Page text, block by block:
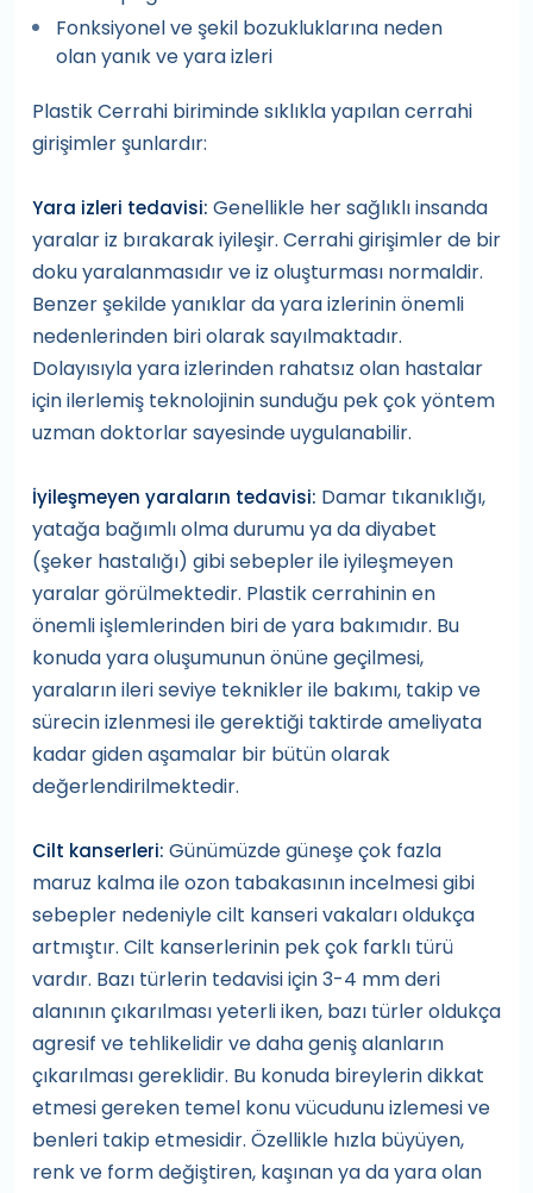
Fonksiyonel ve şekil bozukluklarına neden
olan yanık ve yara izleri
Plastik Cerrahi biriminde sıklıkla yapılan cerrahi
girişimler şunlardır:
Yara izleri tedavisi: Genellikle her sağlıklı insanda
yaralar iz bırakarak iyileşir. Cerrahi girişimler de bir
doku yaralanmasıdır ve iz oluşturması normaldir.
Benzer şekilde yanıklar da yara izlerinin önemli
nedenlerinden biri olarak sayılmaktadır.
Dolayısıyla yara izlerinden rahatsız olan hastalar
için ilerlemiş teknolojinin sunduğu pek çok yöntem
uzman doktorlar sayesinde uygulanabilir.
İyileşmeyen yaraların tedavisi: Damar tıkanıklığı,
yatağa bağımlı olma durumu ya da diyabet
(şeker hastalığı) gibi sebepler ile iyileşmeyen
yaralar görülmektedir. Plastik cerrahinin en
önemli işlemlerinden biri de yara bakımıdır. Bu
konuda yara oluşumunun önüne geçilmesi,
yaraların ileri seviye teknikler ile bakımı, takip ve
sürecin izlenmesi ile gerektiği taktirde ameliyata
kadar giden aşamalar bir bütün olarak
değerlendirilmektedir.
Cilt kanserleri: Günümüzde güneşe çok fazla
maruz kalma ile ozon tabakasının incelmesi gibi
sebepler nedeniyle cilt kanseri vakaları oldukça
artmıştır. Cilt kanserlerinin pek çok farklı türü
vardır. Bazı türlerin tedavisi için 3-4 mm deri
alanının çıkarılması yeterli iken, bazı türler oldukça
agresif ve tehlikelidir ve daha geniş alanların
çıkarılması gereklidir. Bu konuda bireylerin dikkat
etmesi gereken temel konu vücudunu izlemesi ve
benleri takip etmesidir. Özellikle hızla büyüyen,
renk ve form değiştiren, kaşınan ya da yara olan